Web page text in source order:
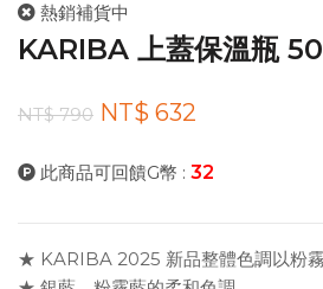
熱銷補貨中
KARIBA 上蓋保溫瓶
NT$ 790 NT$ 632
此商品可回饋G幣 : 32
★ KARIBA 2025 新品整體色調以粉